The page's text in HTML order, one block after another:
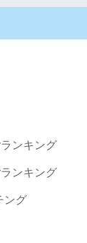
ンキング
ンキング
ング